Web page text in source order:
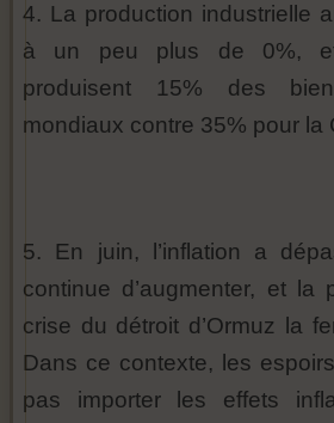
4. La production industrielle
à un peu plus de 0%, et
produisent 15% des
mondiaux contre 35% pour la
5. En juin, l’inflation a
continue d’augmenter, et la
crise du détroit d’Ormuz la
Dans ce contexte, les
pas importer les effets